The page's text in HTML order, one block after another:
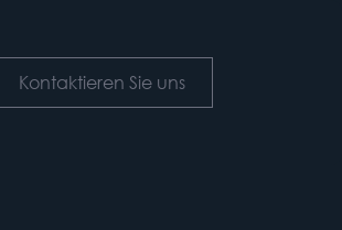
Kontaktieren Sie uns